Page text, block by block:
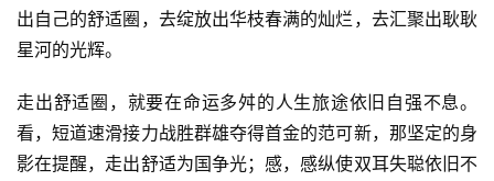
出自己的舒适圈，去绽放出华枝春满的灿烂，去汇聚出耿耿
星河的光辉。
走出舒适圈，就要在命运多舛的人生旅途依旧自强不息。
看，短道速滑接力战胜群雄夺得首金的范可新，那坚定的身
影在提醒，走出舒适为国争光；感，感纵使双耳失聪依旧不